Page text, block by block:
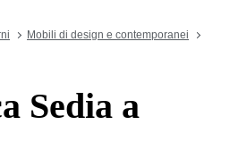
Mobili di design e contemporanei
Sedia a